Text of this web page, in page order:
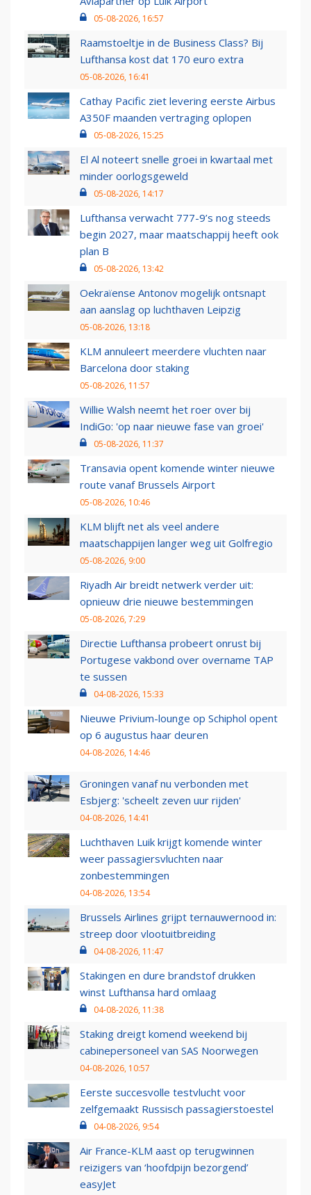
05-08-2026, 16:57
Raamstoeltje in de Business Class? Bij
Lufthansa kost dat 170 euro extra
05-08-2026, 16:41
Cathay Pacific ziet levering eerste Airbus
A350F maanden vertraging oplopen
05-08-2026, 15:25
El Al noteert snelle groei in kwartaal met
minder oorlogsgeweld
05-08-2026, 14:17
Lufthansa verwacht 777-9’s nog steeds
begin 2027, maar maatschappij heeft ook
plan B
05-08-2026, 13:42
Oekraïense Antonov mogelijk ontsnapt
aan aanslag op luchthaven Leipzig
05-08-2026, 13:18
KLM annuleert meerdere vluchten naar
Barcelona door staking
05-08-2026, 11:57
Willie Walsh neemt het roer over bij
IndiGo: 'op naar nieuwe fase van groei'
05-08-2026, 11:37
Transavia opent komende winter nieuwe
route vanaf Brussels Airport
05-08-2026, 10:46
KLM blijft net als veel andere
maatschappijen langer weg uit Golfregio
05-08-2026, 9:00
Riyadh Air breidt netwerk verder uit:
opnieuw drie nieuwe bestemmingen
05-08-2026, 7:29
Directie Lufthansa probeert onrust bij
Portugese vakbond over overname TAP
te sussen
04-08-2026, 15:33
Nieuwe Privium-lounge op Schiphol opent
op 6 augustus haar deuren
04-08-2026, 14:46
Groningen vanaf nu verbonden met
Esbjerg: 'scheelt zeven uur rijden'
04-08-2026, 14:41
Luchthaven Luik krijgt komende winter
weer passagiersvluchten naar
zonbestemmingen
04-08-2026, 13:54
Brussels Airlines grijpt ternauwernood in:
streep door vlootuitbreiding
04-08-2026, 11:47
Stakingen en dure brandstof drukken
winst Lufthansa hard omlaag
04-08-2026, 11:38
Staking dreigt komend weekend bij
cabinepersoneel van SAS Noorwegen
04-08-2026, 10:57
Eerste succesvolle testvlucht voor
zelfgemaakt Russisch passagierstoestel
04-08-2026, 9:54
Air France-KLM aast op terugwinnen
reizigers van ‘hoofdpijn bezorgend’
easyJet